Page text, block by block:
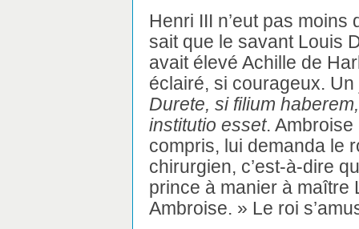
Henri III n’eut pas
sait que le savant Louis
avait élevé Achille de
éclairé, si courageux.
Durete, si filium
institutio esset. Ambroise
compris, lui demanda le
chirurgien, c’est-à-dire
prince à manier à maître
Ambroise. » Le roi